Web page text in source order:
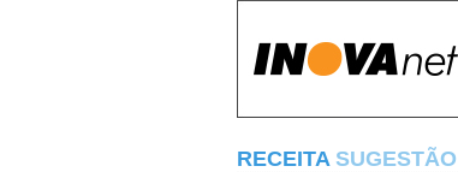
RECEITA SUGESTÃO